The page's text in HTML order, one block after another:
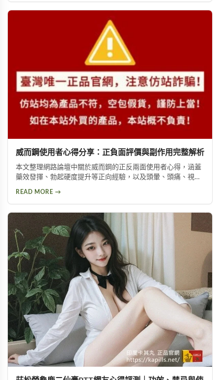
威而鋼使用者心得分享：正負面評價與副作用完整解析
本文整理網路論壇中關於威而鋼的正反兩面使用者心得，涵蓋
藥效發揮、勃起硬度提升等正向經驗，以及頭暈、頭痛、視覺
READ MORE →